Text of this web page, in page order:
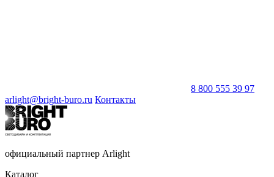
8 800 555 39 97
arlight@bright-buro.ru Контакты
официальный партнер Arlight
Каталог